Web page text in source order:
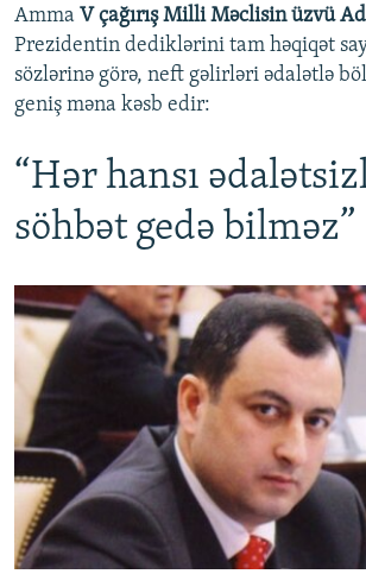
Amma V çağırış Milli Məclisin üzvü
Prezidentin dediklərini tam həqiqət
sözlərinə görə, neft gəlirləri ədalətlə
geniş məna kəsb edir:
“Hər hansı
söhbət gedə bilməz”